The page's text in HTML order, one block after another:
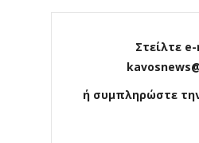
Στείλτε
ή συμπληρώστε